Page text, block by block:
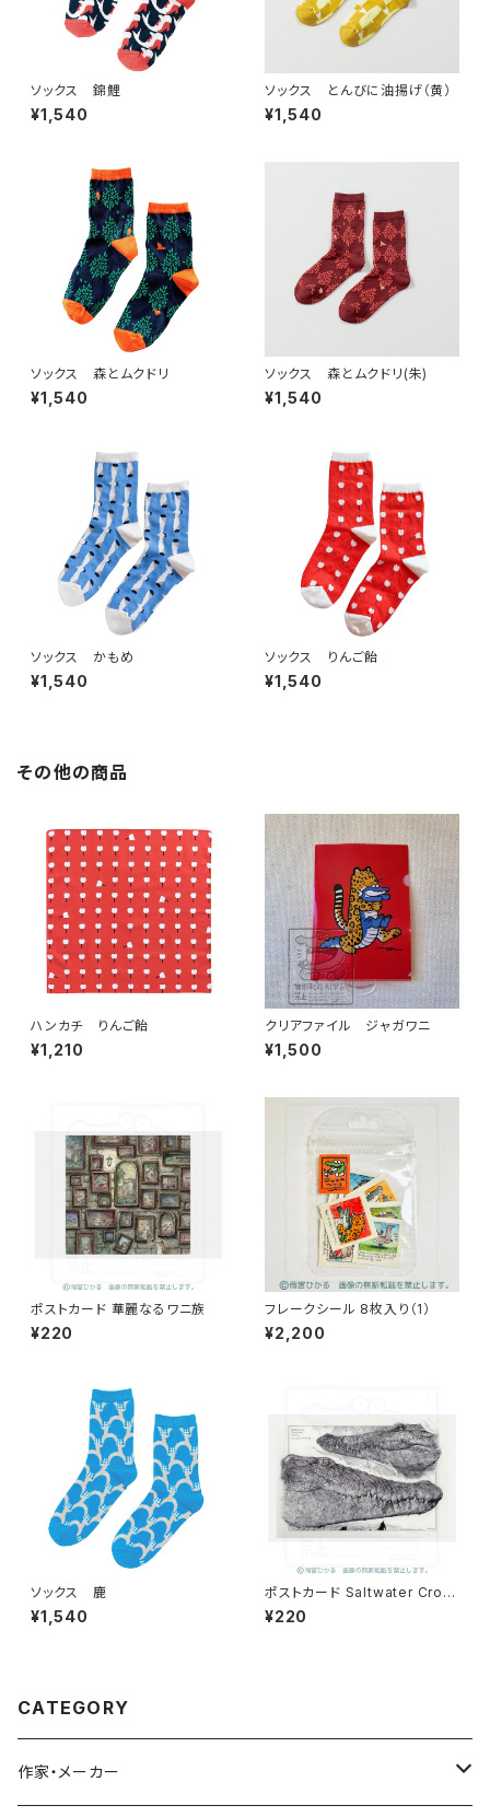
ソックス 錦鯉
¥1,540
ソックス とんびに油揚げ（黄）
¥1,540
ソックス 森とムクドリ
¥1,540
ソックス 森とムクドリ(朱)
¥1,540
ソックス かもめ
¥1,540
ソックス りんご飴
¥1,540
その他の商品
ハンカチ りんご飴
¥1,210
クリアファイル ジャガワニ
¥1,500
ポストカード 華麗なるワニ族
¥220
フレークシール 8枚入り（1）
¥2,200
ソックス 鹿
¥1,540
ポストカード Saltwater Croc
odile
¥220
CATEGORY
作家・メーカー